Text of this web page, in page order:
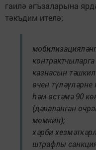
гаилә әгъзаларына
тәкъдим ителә;
казнасын
өчен
һәм өстәмә 90
(дәваланган
мөмкин);
хәрби
штрафлы